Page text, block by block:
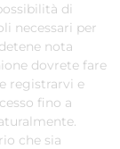
di
necessari per
nota
dovrete fare
registrarvi e
fino a
che sia